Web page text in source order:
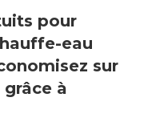
pour
eau
sur
à